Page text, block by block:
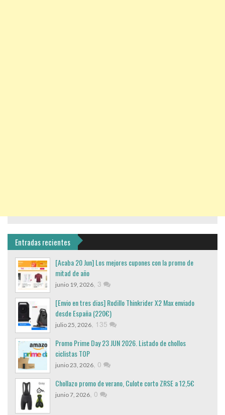
Entradas recientes
[Acaba 20 Jun] Los mejores cupones con la promo de
mitad de año
junio 19, 2026, 3
[Envio en tres dias] Rodillo Thinkrider X2 Max enviado
desde España (220€)
julio 25, 2026, 135
Promo Prime Day 23 JUN 2026. Listado de chollos
ciclistas TOP
junio 23, 2026, 0
Chollazo promo de verano, Culote corto ZRSE a 12,5€
junio 7, 2026, 0